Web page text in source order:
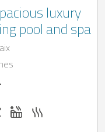
luxury
pool and spa
12
de habitaciones: 6
Cantidad de baños: 6
coches eléctricos
en Casapilot
permitidos
Piscina Jacuzzi